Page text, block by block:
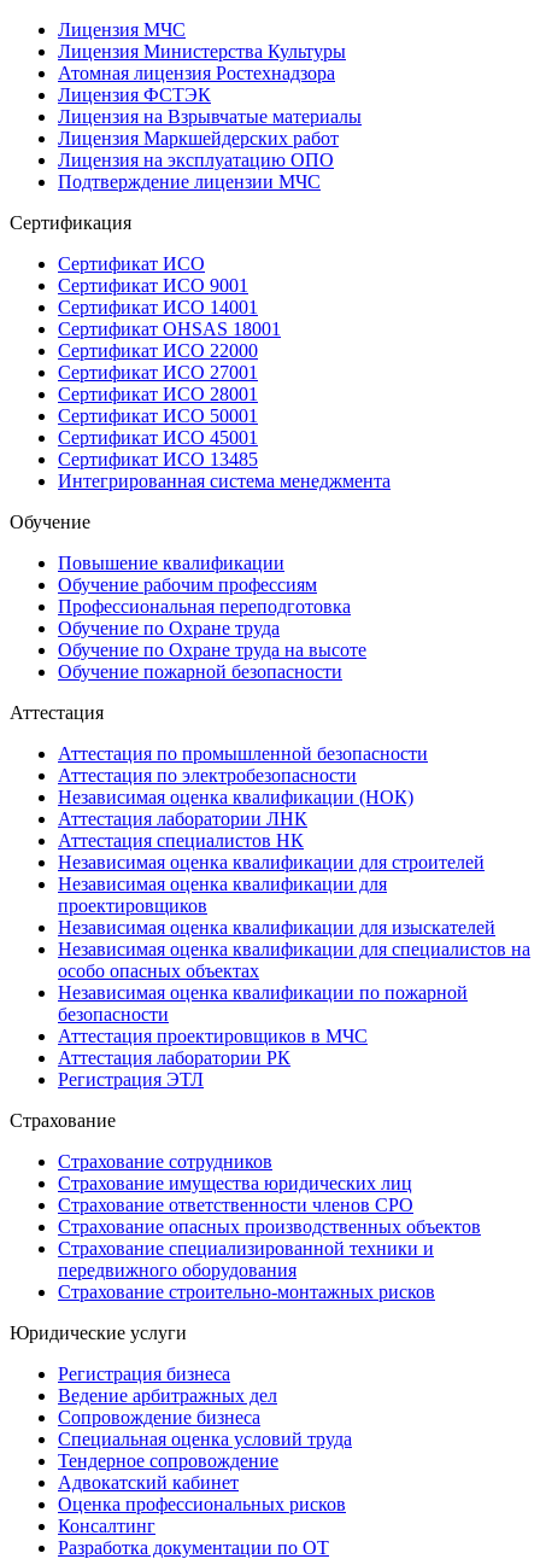
Лицензия МЧС
Лицензия Министерства Культуры
Атомная лицензия Ростехнадзора
Лицензия ФСТЭК
Лицензия на Взрывчатые материалы
Лицензия Маркшейдерских работ
Лицензия на эксплуатацию ОПО
Подтверждение лицензии МЧС
Сертификация
Сертификат ИСО
Сертификат ИСО 9001
Сертификат ИСО 14001
Сертификат OHSAS 18001
Сертификат ИСО 22000
Сертификат ИСО 27001
Сертификат ИСО 28001
Сертификат ИСО 50001
Сертификат ИСО 45001
Сертификат ИСО 13485
Интегрированная система менеджмента
Обучение
Повышение квалификации
Обучение рабочим профессиям
Профессиональная переподготовка
Обучение по Охране труда
Обучение по Охране труда на высоте
Обучение пожарной безопасности
Аттестация
Аттестация по промышленной безопасности
Аттестация по электробезопасности
Независимая оценка квалификации (НОК)
Аттестация лаборатории ЛНК
Аттестация специалистов НК
Независимая оценка квалификации для строителей
Независимая оценка квалификации для
проектировщиков
Независимая оценка квалификации для изыскателей
Независимая оценка квалификации для специалистов на
особо опасных объектах
Независимая оценка квалификации по пожарной
безопасности
Аттестация проектировщиков в МЧС
Аттестация лаборатории РК
Регистрация ЭТЛ
Страхование
Страхование сотрудников
Страхование имущества юридических лиц
Страхование ответственности членов СРО
Страхование опасных производственных объектов
Страхование специализированной техники и
передвижного оборудования
Страхование строительно-монтажных рисков
Юридические услуги
Регистрация бизнеса
Ведение арбитражных дел
Сопровождение бизнеса
Специальная оценка условий труда
Тендерное сопровождение
Адвокатский кабинет
Оценка профессиональных рисков
Консалтинг
Разработка документации по ОТ